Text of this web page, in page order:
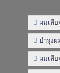
ผมเสีย
บำรุงผ
ผมเสีย